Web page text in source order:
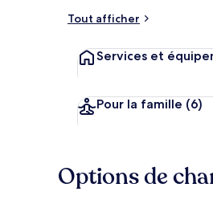
Tout afficher
Services et
Pour la famille (6)
Options de